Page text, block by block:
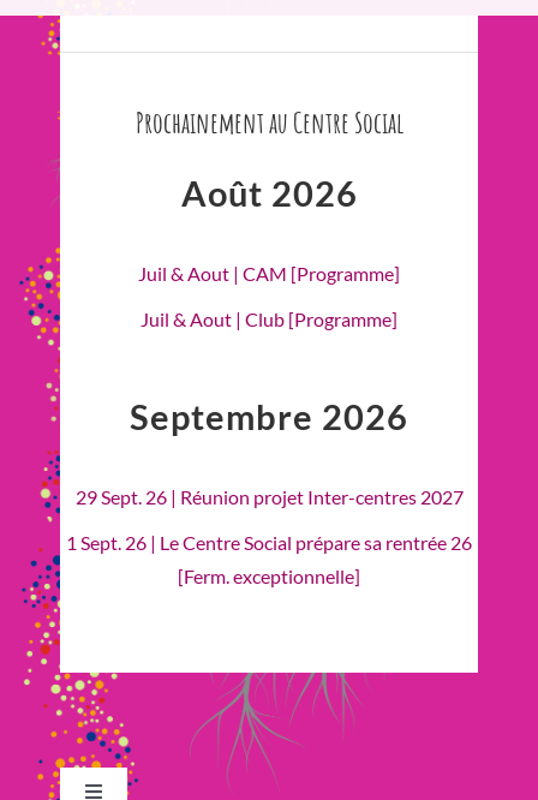
Prochainement au Centre Social
Août 2026
Juil & Aout | CAM [Programme]
Juil & Aout | Club [Programme]
Septembre 2026
29 Sept. 26 | Réunion projet Inter-centres 2027
1 Sept. 26 | Le Centre Social prépare sa rentrée 26
[Ferm. exceptionnelle]